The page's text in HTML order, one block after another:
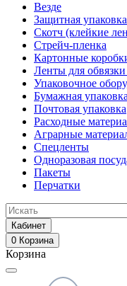
Везде
Защитная упаковка
Скотч (клейкие
Стрейч-пленка
Картонные
Ленты для обвязки
Упаковочное
Бумажная упаковка
Почтовая упаковка
Расходные
Аграрные
Спецленты
Одноразовая
Пакеты
Перчатки
Кабинет
0 Корзина
Корзина